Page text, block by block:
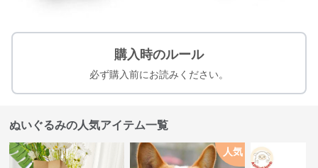
購入時のルール
必ず購入前にお読みください。
ぬいぐるみの人気アイテム一覧
人気